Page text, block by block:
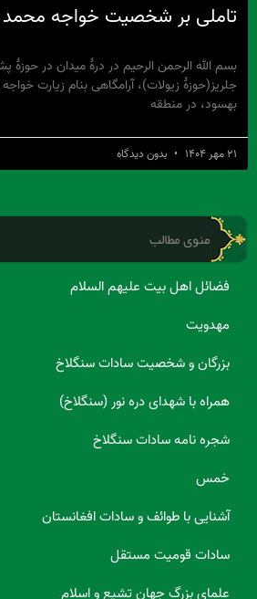
تاملی بر شخصیت خواجه
بسم الله الرحمن الرحیم در درۀ میدان در حوزۀ
جلریز(حوزۀ زیولات)، آرامگاهی بنام زیارت
بهسود، در منطقه
۲۱ مهر ۱۴۰۴ بدون دیدگاه
منوی مطالب
فضائل اهل بیت علیهم السلام
مهدویت
بزرگان و شخصیت سادات سنگلاخ
همراه با شهدای دره نور (سنگلاخ)
شجره نامه سادات سنگلاخ
خمس
آشنایی با طوائف و سادات افغانستان
سادات قومیت مستقل
علمای بزرگ جهان تشیع و اسلام